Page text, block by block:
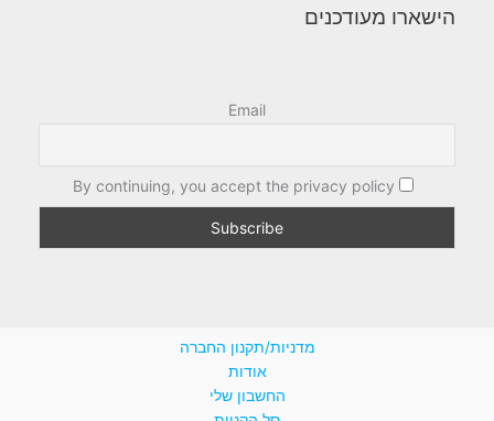
הישארו מעודכנים
Email
By continuing, you accept the privacy policy
מדניות/תקנון החברה
אודות
החשבון שלי